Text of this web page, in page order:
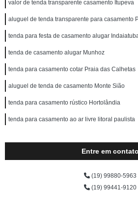
valor de tenda transparente casamento Itupeva
aluguel de tenda transparente para casamento
tenda para festa de casamento alugar
tenda de casamento alugar Munhoz
tenda para casamento cotar Praia das Calhetas
aluguel de tenda de casamento Monte Sião
tenda para casamento rústico Hortolândia
tenda para casamento ao ar livre litoral paulista
Entre em contato
(19) 99880-5963
(19) 99441-9120